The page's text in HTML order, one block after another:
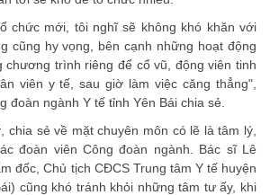
chức mới, tôi nghĩ sẽ không khó khăn với
cũng hy vọng, bên cạnh những hoạt động
chương trình riêng để cổ vũ, động viên tinh
viên y tế, sau giờ làm việc căng thẳng",
đoàn ngành Y tế tỉnh Yên Bái chia sẻ.
chia sẻ về mặt chuyên môn có lẽ là tâm lý,
đoàn viên Công đoàn ngành. Bác sĩ Lê
đốc, Chủ tịch CĐCS Trung tâm Y tế huyện
cũng khó tránh khỏi những tâm tư ấy, khi